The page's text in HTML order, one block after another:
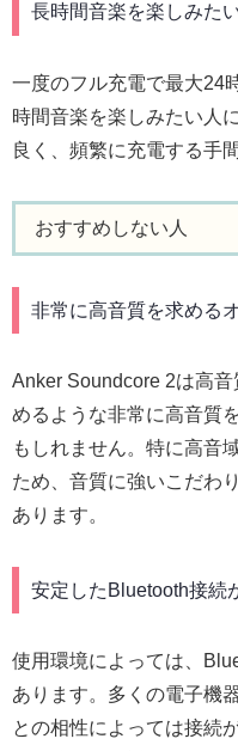
長時間音楽を楽しみた
一度のフル充電で最大24
時間音楽を楽しみたい人
良く、頻繁に充電する手
おすすめしない人
非常に高音質を求める
Anker Soundcore 2は高
めるような非常に高音質
もしれません。特に高音
ため、音質に強いこだわ
あります。
安定したBluetooth接続
使用環境によっては、
あります。多くの電子機
との相性によっては接続